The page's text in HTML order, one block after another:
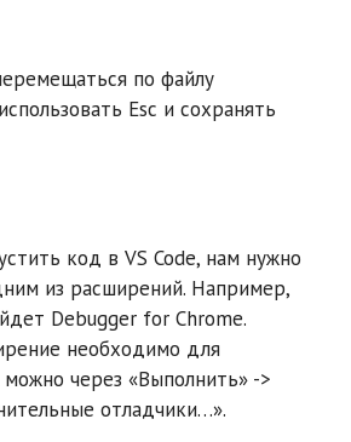
по файлу
Esc и сохранять
код в VS Code, нам нужно
из расширений. Например,
Debugger for Chrome.
необходимо для
через «Выполнить» ->
отладчики…».